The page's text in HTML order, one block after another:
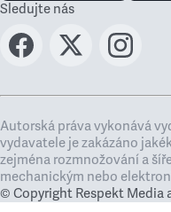
Sledujte nás
Autorská práva vykonává
vydavatele je zakázáno
zejména rozmnožování a
mechanickým nebo
© Copyright Respekt Media